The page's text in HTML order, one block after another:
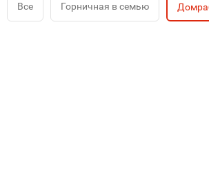
Все Горничная в семью